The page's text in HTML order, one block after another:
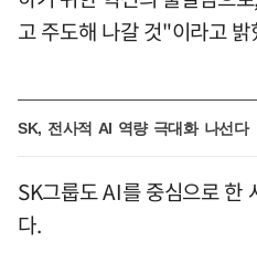
고 주도해 나갈 것"이라고 밝
SK, 전사적 AI 역량 극대화 나선다
SK그룹도 AI를 중심으로 한
다.